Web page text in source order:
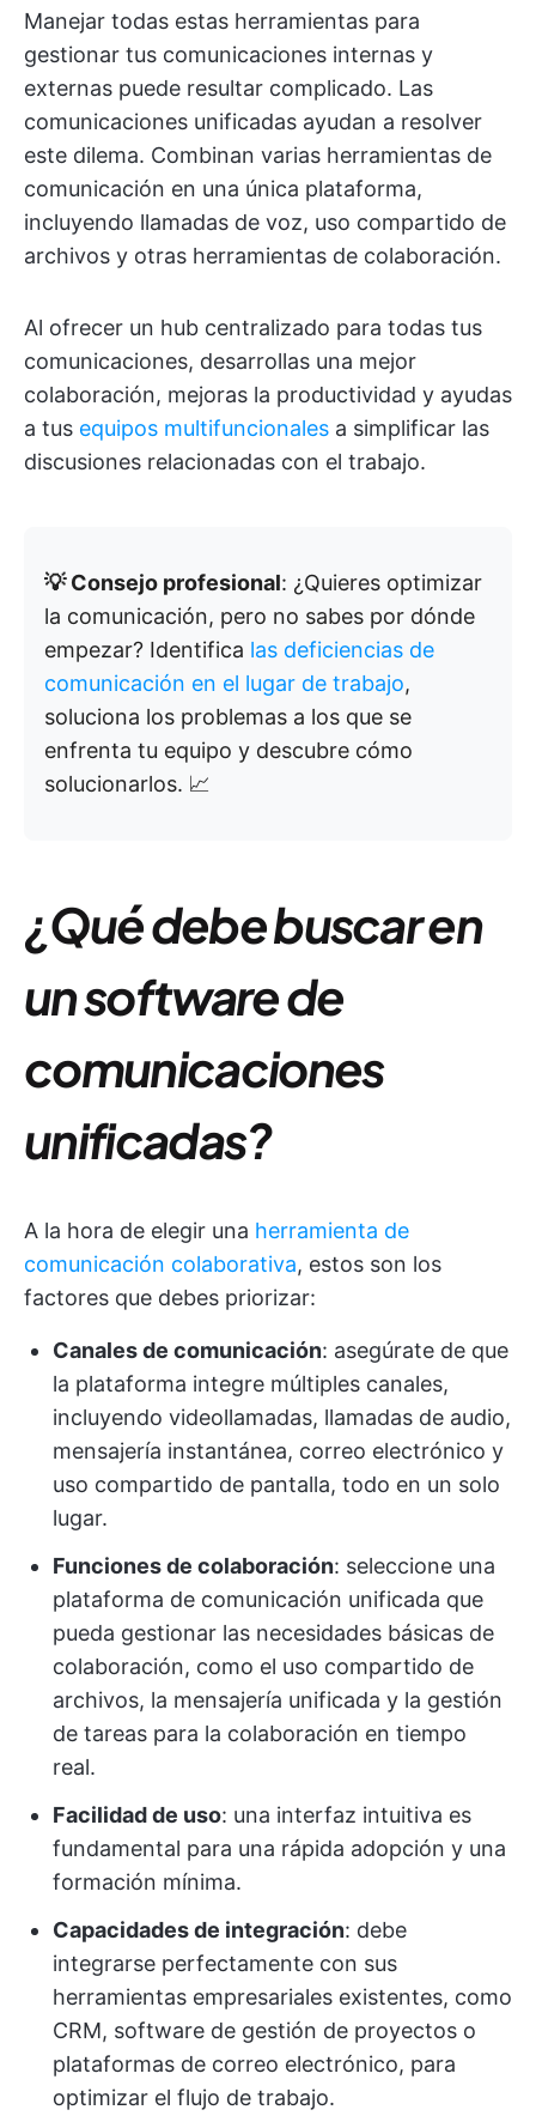
Manejar todas estas herramientas para
gestionar tus comunicaciones internas y
externas puede resultar complicado. Las
comunicaciones unificadas ayudan a resolver
este dilema. Combinan varias herramientas de
comunicación en una única plataforma,
incluyendo llamadas de voz, uso compartido de
archivos y otras herramientas de colaboración.
Al ofrecer un hub centralizado para todas tus
comunicaciones, desarrollas una mejor
colaboración, mejoras la productividad y ayudas
a tus equipos multifuncionales a simplificar las
discusiones relacionadas con el trabajo.
💡 Consejo profesional: ¿Quieres optimizar
la comunicación, pero no sabes por dónde
empezar? Identifica las deficiencias de
comunicación en el lugar de trabajo,
soluciona los problemas a los que se
enfrenta tu equipo y descubre cómo
solucionarlos. 📈
¿Qué debe buscar en
un software de
comunicaciones
unificadas?
A la hora de elegir una herramienta de
comunicación colaborativa, estos son los
factores que debes priorizar:
Canales de comunicación: asegúrate de que
la plataforma integre múltiples canales,
incluyendo videollamadas, llamadas de audio,
mensajería instantánea, correo electrónico y
uso compartido de pantalla, todo en un solo
lugar.
Funciones de colaboración: seleccione una
plataforma de comunicación unificada que
pueda gestionar las necesidades básicas de
colaboración, como el uso compartido de
archivos, la mensajería unificada y la gestión
de tareas para la colaboración en tiempo
real.
Facilidad de uso: una interfaz intuitiva es
fundamental para una rápida adopción y una
formación mínima.
Capacidades de integración: debe
integrarse perfectamente con sus
herramientas empresariales existentes, como
CRM, software de gestión de proyectos o
plataformas de correo electrónico, para
optimizar el flujo de trabajo.